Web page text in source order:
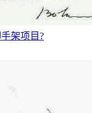
架项目?